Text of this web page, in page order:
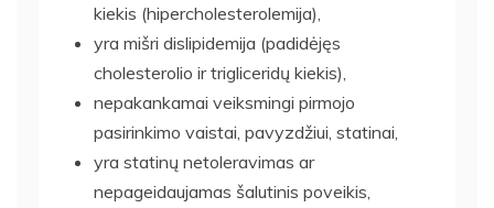
kiekis (hipercholesterolemija),
yra mišri dislipidemija (padidėjęs
cholesterolio ir trigliceridų kiekis),
nepakankamai veiksmingi pirmojo
pasirinkimo vaistai, pavyzdžiui, statinai,
yra statinų netoleravimas ar
nepageidaujamas šalutinis poveikis,